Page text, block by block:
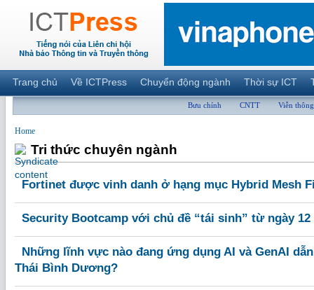
Trang chủ Về ICTPress Chuyển động ngành Thời sự ICT
Bưu chính CNTT Viễn thông
Home
Tri thức chuyên ngành
Fortinet được vinh danh ở hạng mục Hybrid Mesh
Security Bootcamp với chủ đề “tái sinh” từ ngày 12
Những lĩnh vực nào đang ứng dụng AI và GenAI
Thái Bình Dương?